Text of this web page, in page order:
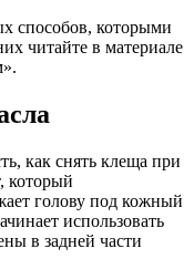
способов, которыми
читайте в материале
как снять клеща при
который
голову под кожный
использовать
в задней части